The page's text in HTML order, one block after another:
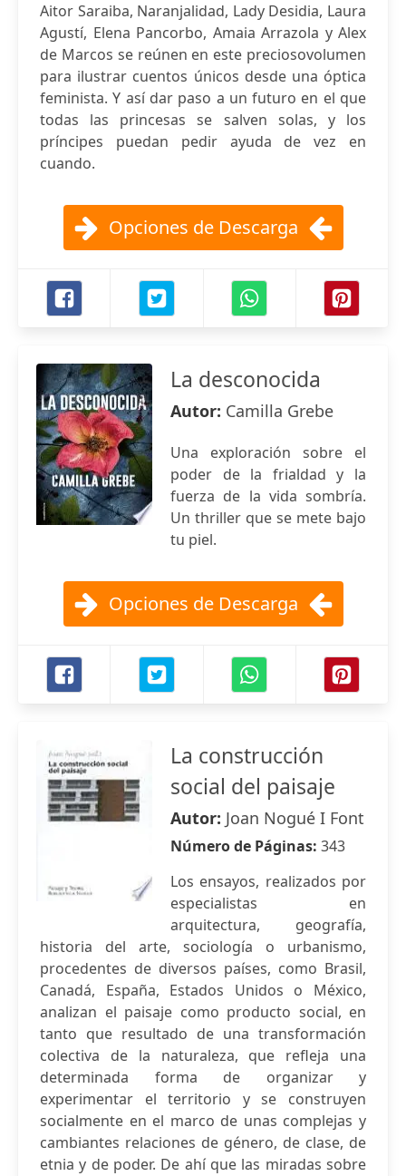
Aitor Saraiba, Naranjalidad, Lady Desidia, Laura
Agustí, Elena Pancorbo, Amaia Arrazola y Alex
de Marcos se reúnen en este preciosovolumen
para ilustrar cuentos únicos desde una óptica
feminista. Y así dar paso a un futuro en el que
todas las princesas se salven solas, y los
príncipes puedan pedir ayuda de vez en
cuando.
Opciones de Descarga
La desconocida
Autor: Camilla Grebe
Una exploración sobre el
poder de la frialdad y la
fuerza de la vida sombría.
Un thriller que se mete bajo
tu piel.
Opciones de Descarga
La construcción
social del paisaje
Autor: Joan Nogué I Font
Número de Páginas: 343
Los ensayos, realizados por
especialistas en
arquitectura, geografía,
historia del arte, sociología o urbanismo,
procedentes de diversos países, como Brasil,
Canadá, España, Estados Unidos o México,
analizan el paisaje como producto social, en
tanto que resultado de una transformación
colectiva de la naturaleza, que refleja una
determinada forma de organizar y
experimentar el territorio y se construyen
socialmente en el marco de unas complejas y
cambiantes relaciones de género, de clase, de
etnia y de poder. De ahí que las miradas sobre